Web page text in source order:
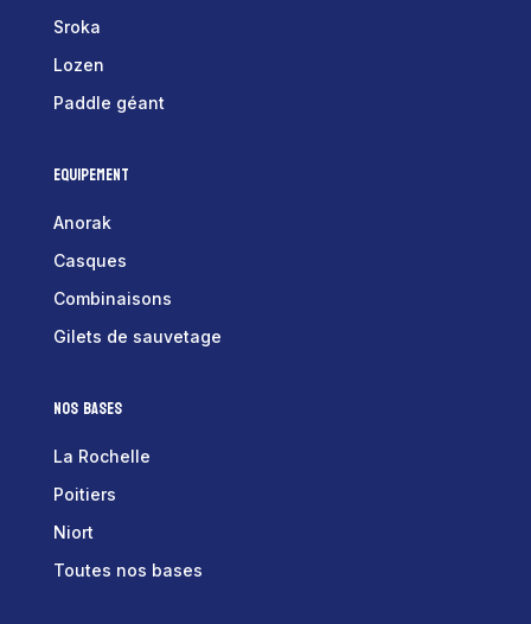
Sroka
Lozen
Paddle géant
Equipement
Anorak
Casques
Combinaisons
Gilets de sauvetage
Nos bases
La Rochelle
Poitiers
Niort
Toutes nos bases